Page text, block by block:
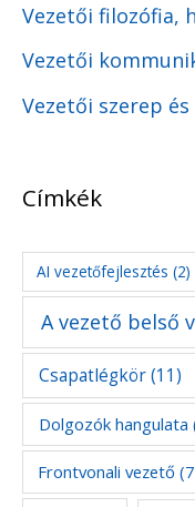
Vezetői filozófia,
Vezetői
Vezetői szerep
Címkék
AI vezetőfejlesztés (2)
A vezető belső
Csapatlégkör(11)
Dolgozók hangulata
Frontvonali vezető